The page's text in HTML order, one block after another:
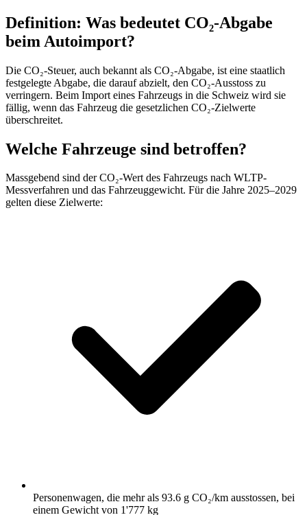
Definition: Was bedeutet CO₂-Abgabe
beim Autoimport?
Die CO₂-Steuer, auch bekannt als CO₂-Abgabe, ist eine staatlich
festgelegte Abgabe, die darauf abzielt, den CO₂-Ausstoss zu
verringern. Beim Import eines Fahrzeugs in die Schweiz wird sie
fällig, wenn das Fahrzeug die gesetzlichen CO₂-Zielwerte
überschreitet.
Welche Fahrzeuge sind betroffen?
Massgebend sind der CO₂-Wert des Fahrzeugs nach WLTP-
Messverfahren und das Fahrzeuggewicht. Für die Jahre 2025–2029
gelten diese Zielwerte:
Personenwagen, die mehr als 93.6 g CO₂/km ausstossen, bei
einem Gewicht von 1'777 kg